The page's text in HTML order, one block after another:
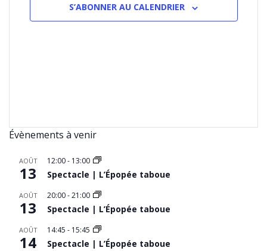
S’ABONNER AU CALENDRIER
Évènements à venir
AOÛT
13
12:00- 13:00
Spectacle | L’Épopée taboue
AOÛT
13
20:00-21:00
Spectacle | L’Épopée taboue
AOÛT
14
14:45 - 15:45
Spectacle | L’Épopée taboue